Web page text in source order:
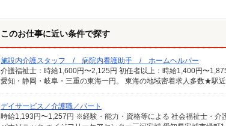
このお仕事に近い条件で探す
施設内介護スタッフ / 病院内看護助手 / ホームヘルパー
愛知・静岡・岐阜・三重の東海一円。 東海の地域密着求人多数★駅
デイサービス／介護職／パート